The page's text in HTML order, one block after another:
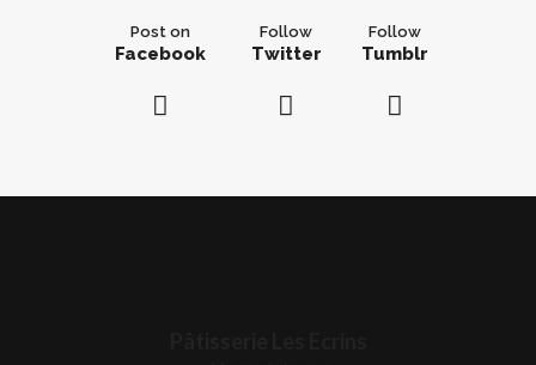
Post on
Facebook
Follow
Twitter
Follow
Tumblr